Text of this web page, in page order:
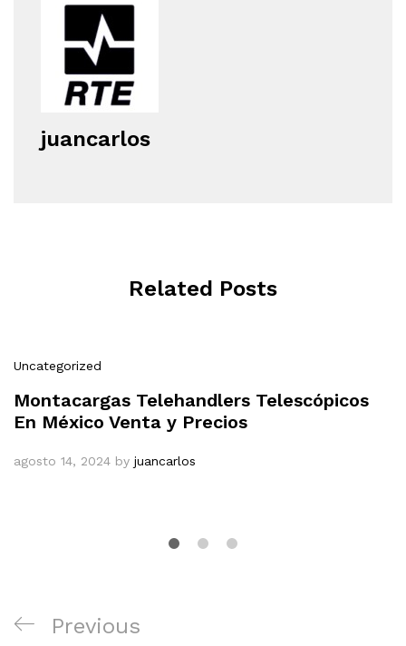
juancarlos
Related Posts
Uncategorized
Montacargas Telehandlers Telescópicos
En México Venta y Precios
agosto 14, 2024 by juancarlos
Navegación
Previous
Previous